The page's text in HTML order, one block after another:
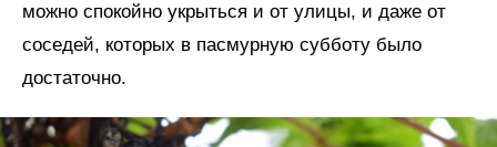
можно спокойно укрыться и от улицы, и даже от
соседей, которых в пасмурную субботу было
достаточно.